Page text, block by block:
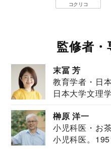
コクリコ
監修者
末冨 芳
教育学者・日
日本大学文理
榊原 洋一
小児科医・お
小児科医。